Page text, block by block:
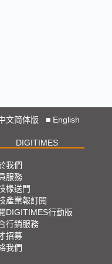
文简体版 ■ English
DIGITIMES
我們
服務
椽送門
產業報訂閱
DIGITIMES行動版
行銷服務
招募
我們